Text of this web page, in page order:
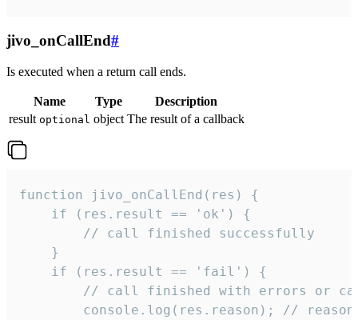
jivo_onCallEnd#
Is executed when a return call ends.
Name Type
Description
result optional object The result of a callback
function jivo_onCallEnd(res) {
    if (res.result == 'ok') {
        // call finished successfully
    }
    if (res.result == 'fail') {
// call finished with errors or
console.log(res.reason); //